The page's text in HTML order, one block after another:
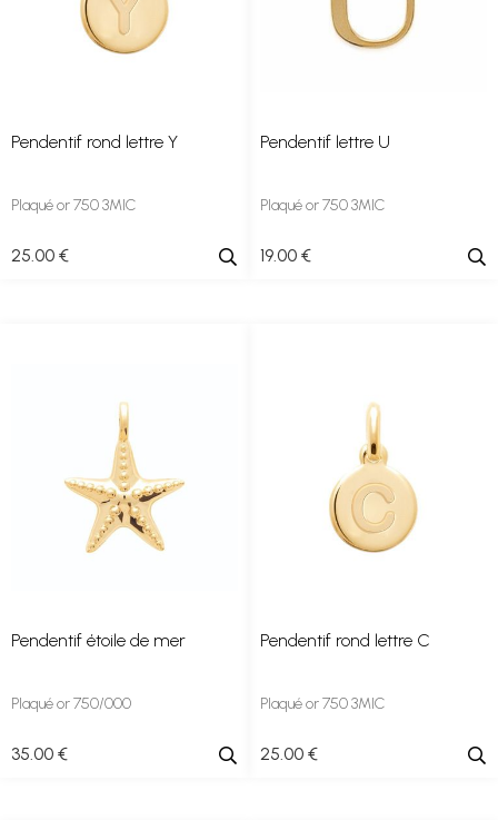
Pendentif rond lettre Y
Plaqué or 750 3MIC
25.00 €
Pendentif lettre U
Plaqué or 750 3MIC
19.00 €
Pendentif étoile de mer
Plaqué or 750/000
35.00 €
Pendentif rond lettre C
Plaqué or 750 3MIC
25.00 €